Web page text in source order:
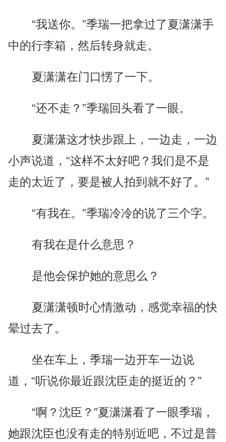
“我送你。”季瑞一把拿过了夏潇潇手
中的行李箱，然后转身就走。
夏潇潇在门口愣了一下。
“还不走？”季瑞回头看了一眼。
夏潇潇这才快步跟上，一边走，一边
小声说道，“这样不太好吧？我们是不是
走的太近了，要是被人拍到就不好了。”
“有我在。”季瑞冷冷的说了三个字。
有我在是什么意思？
是他会保护她的意思么？
夏潇潇顿时心情激动，感觉幸福的快
晕过去了。
坐在车上，季瑞一边开车一边说
道，“听说你最近跟沈臣走的挺近的？”
“啊？沈臣？”夏潇潇看了一眼季瑞，
她跟沈臣也没有走的特别近吧，不过是普